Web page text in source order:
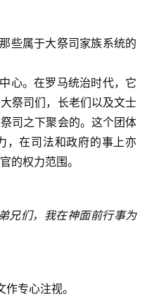
些属于大祭司家族系统的
心。在罗马统治时代，它
祭司们，长老们以及文士
司之下聚会的。这个团体
，在司法和政府的事上亦
的权力范围。
兄们，我在神面前行事为
专心注视。